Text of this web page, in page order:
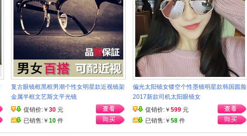
复古眼镜框黑框男潮个性女明星款近视镜架
金属半框文艺斯文平光镜
促销价:￥ 30 元
已销售:￥ 10 件
偏光太阳镜女镂空个性墨镜明星款韩国圆脸
2017新款司机太阳眼镜女
促销价:￥ 599 元
已销售:￥ 58 件